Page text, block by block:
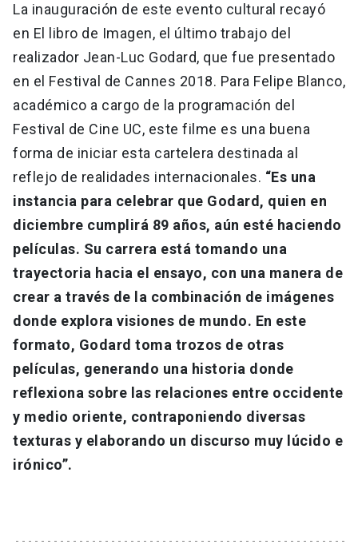
La inauguración de este evento cultural recayó
en El libro de Imagen, el último trabajo del
realizador Jean-Luc Godard, que fue presentado
en el Festival de Cannes 2018. Para Felipe Blanco,
académico a cargo de la programación del
Festival de Cine UC, este filme es una buena
forma de iniciar esta cartelera destinada al
reflejo de realidades internacionales. “Es una
instancia para celebrar que Godard, quien en
diciembre cumplirá 89 años, aún esté haciendo
películas. Su carrera está tomando una
trayectoria hacia el ensayo, con una manera de
crear a través de la combinación de imágenes
donde explora visiones de mundo. En este
formato, Godard toma trozos de otras
películas, generando una historia donde
reflexiona sobre las relaciones entre occidente
y medio oriente, contraponiendo diversas
texturas y elaborando un discurso muy lúcido e
irónico”.